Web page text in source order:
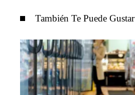
También Te Puede Gustar